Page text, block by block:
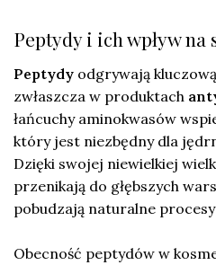
Peptydy i ich wpływ na
Peptydy odgrywają
zwłaszcza w produktach
łańcuchy aminokwasów
który jest niezbędny dla
Dzięki swojej niewielkiej
przenikają do głębszych
pobudzają naturalne
Obecność peptydów w